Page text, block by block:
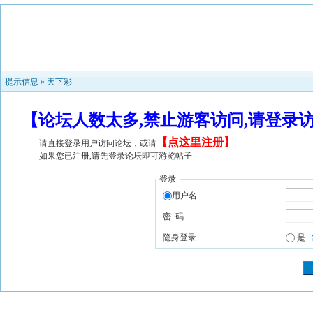
提示信息 » 天下彩
【论坛人数太多,禁止游客访问,请登
请直接登录用户访问论坛，或请 【 点这里注册】
如果您已注册,请先登录论坛即可游览帖子
登录
用户名
密 码
隐身登录 是